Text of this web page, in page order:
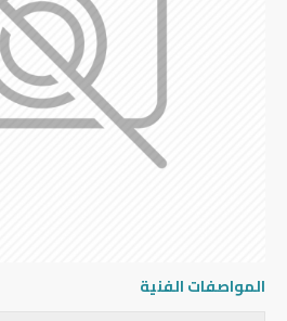
المواصفات الفنية